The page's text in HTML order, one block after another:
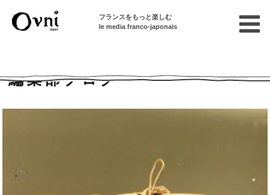
フランスをもっと楽しむ
le media franco-japonais
編集部ブログ